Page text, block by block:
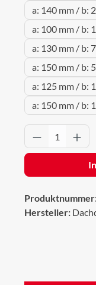
a: 140 mm / b:
a: 100 mm / b:
a: 130 mm / b:
a: 150 mm / b:
a: 125 mm / b:
a: 150 mm / b:
Produkt
Hersteller: